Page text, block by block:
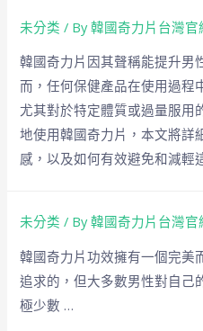
未分类 / By韓國奇力片台灣官
韓國奇力片因其聲稱能提升男
而，任何保健產品在使用過程
尤其對於特定體質或過量服用
地使用韓國奇力片，本文將詳
感，以及如何有效避免和減輕
未分类 / By韓國奇力片台灣官
韓國奇力片功效擁有一個完美
追求的，但大多數男性對自己
極少數 …